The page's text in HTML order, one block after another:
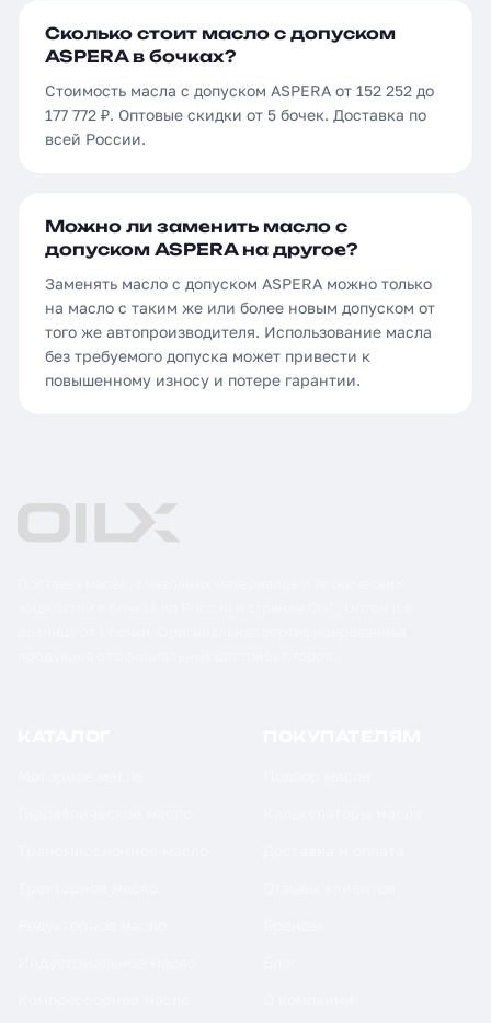
Сколько стоит масло с допуском
ASPERA в бочках?
Стоимость масла с допуском ASPERA от 152 252 до
177 772 ₽. Оптовые скидки от 5 бочек. Доставка по
всей России.
Можно ли заменить масло с
допуском ASPERA на другое?
Заменять масло с допуском ASPERA можно только
на масло с таким же или более новым допуском от
того же автопроизводителя. Использование масла
без требуемого допуска может привести к
повышенному износу и потере гарантии.